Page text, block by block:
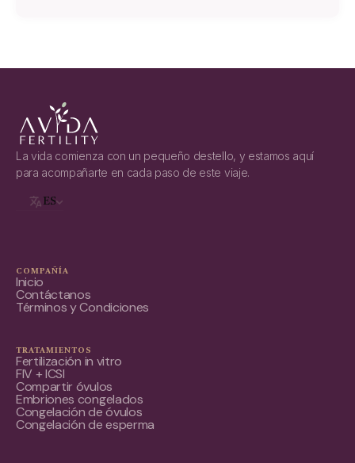
La vida comienza con un pequeño destello, y estamos aquí
para acompañarte en cada paso de este viaje.
ES
COMPAÑÍA
Inicio
Contáctanos
Términos y Condiciones
TRATAMIENTOS
Fertilización in vitro
FIV + ICSI
Compartir óvulos
Embriones congelados
Congelación de óvulos
Congelación de esperma